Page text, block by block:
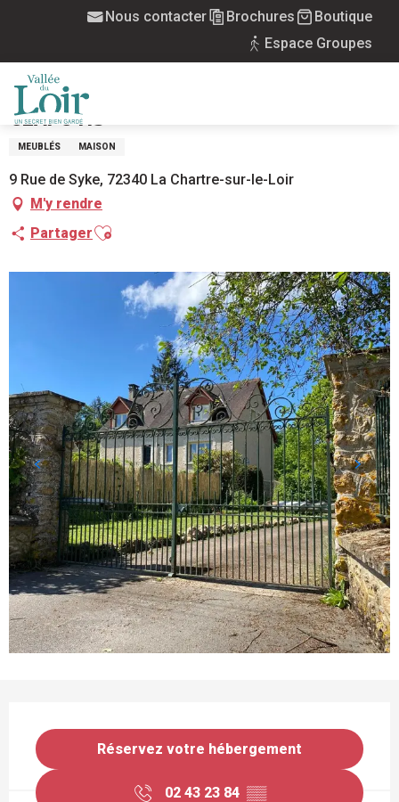
principal
Nous contacter Brochures
Boutique
Espace Groupes
Au Bord de l'eau, la maison du clapotis
AU BORD DE L'EAU, LA MAISON DU
CLAPOTIS
MEUBLÉS MAISON
9 Rue de Syke, 72340 La Chartre-sur-le-Loir
M'y rendre
PartagerAjouter aux favoris
Réservez votre hébergement
02 43 23 84 ▒▒